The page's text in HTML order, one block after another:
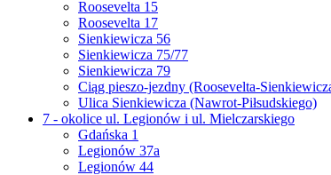
Roosevelta 15
Roosevelta 17
Sienkiewicza 56
Sienkiewicza 75/77
Sienkiewicza 79
Ciąg pieszo-jezdny (Roosevelta-
Ulica Sienkiewicza (Nawrot-Piłsudskiego)
7 - okolice ul. Legionów i ul. Mielczarskiego
Gdańska 1
Legionów 37a
Legionów 44